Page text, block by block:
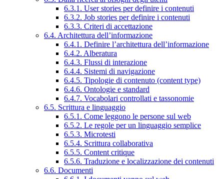
6.3.1. User stories per definire i contenuti
6.3.2. Job stories per definire i contenuti
6.3.3. Criteri di accettazione
6.4. Architettura dell’informazione
6.4.1. Definire l’architettura dell’informazione
6.4.2. Alberatura
6.4.3. Flussi di interazione
6.4.4. Sistemi di navigazione
6.4.5. Tipologie di contenuto (content type)
6.4.6. Ontologie e standard
6.4.7. Vocabolari controllati e tassonomie
6.5. Scrittura e linguaggio
6.5.1. Come leggono le persone sul web
6.5.2. Le regole per un linguaggio semplice
6.5.3. Microtesti
6.5.4. Scrittura collaborativa
6.5.5. Content critique
6.5.6. Traduzione e localizzazione dei contenuti
6.6. Documenti